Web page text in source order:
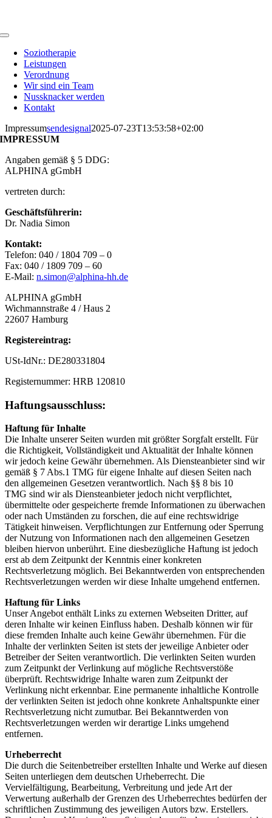
springen
Toggle
NavigationSoziotherapie
Leistungen
Verordnung
Wir sind ein Team
Nussknacker werden
Kontakt
Impressumsendesignal2025-07-23T13:53:58+02:00
IMPRESSUM
Angaben gemäß § 5 DDG:
ALPHINA gGmbH
vertreten durch:
Geschäftsführerin:
Dr. Nadia Simon
Kontakt:
Telefon: 040 / 1804 709 – 0
Fax: 040 / 1809 709 – 60
E-Mail: n.simon@alphina-hh.de
ALPHINA gGmbH
Wichmannstraße 4 / Haus 2
22607 Hamburg
Registereintrag:
USt-IdNr.: DE280331804
Registernummer: HRB 120810
Haftungsausschluss:
Haftung für Inhalte
Die Inhalte unserer Seiten wurden mit größter Sorgfalt erstellt. Für
die Richtigkeit, Vollständigkeit und Aktualität der Inhalte können
wir jedoch keine Gewähr übernehmen. Als Diensteanbieter sind wir
gemäß § 7 Abs.1 TMG für eigene Inhalte auf diesen Seiten nach
den allgemeinen Gesetzen verantwortlich. Nach §§ 8 bis 10
TMG sind wir als Diensteanbieter jedoch nicht verpflichtet,
übermittelte oder gespeicherte fremde Informationen zu überwachen
oder nach Umständen zu forschen, die auf eine rechtswidrige
Tätigkeit hinweisen. Verpflichtungen zur Entfernung oder Sperrung
der Nutzung von Informationen nach den allgemeinen Gesetzen
bleiben hiervon unberührt. Eine diesbezügliche Haftung ist jedoch
erst ab dem Zeitpunkt der Kenntnis einer konkreten
Rechtsverletzung möglich. Bei Bekanntwerden von entsprechenden
Rechtsverletzungen werden wir diese Inhalte umgehend entfernen.
Haftung für Links
Unser Angebot enthält Links zu externen Webseiten Dritter, auf
deren Inhalte wir keinen Einfluss haben. Deshalb können wir für
diese fremden Inhalte auch keine Gewähr übernehmen. Für die
Inhalte der verlinkten Seiten ist stets der jeweilige Anbieter oder
Betreiber der Seiten verantwortlich. Die verlinkten Seiten wurden
zum Zeitpunkt der Verlinkung auf mögliche Rechtsverstöße
überprüft. Rechtswidrige Inhalte waren zum Zeitpunkt der
Verlinkung nicht erkennbar. Eine permanente inhaltliche Kontrolle
der verlinkten Seiten ist jedoch ohne konkrete Anhaltspunkte einer
Rechtsverletzung nicht zumutbar. Bei Bekanntwerden von
Rechtsverletzungen werden wir derartige Links umgehend
entfernen.
Urheberrecht
Die durch die Seitenbetreiber erstellten Inhalte und Werke auf diesen
Seiten unterliegen dem deutschen Urheberrecht. Die
Vervielfältigung, Bearbeitung, Verbreitung und jede Art der
Verwertung außerhalb der Grenzen des Urheberrechtes bedürfen der
schriftlichen Zustimmung des jeweiligen Autors bzw. Erstellers.